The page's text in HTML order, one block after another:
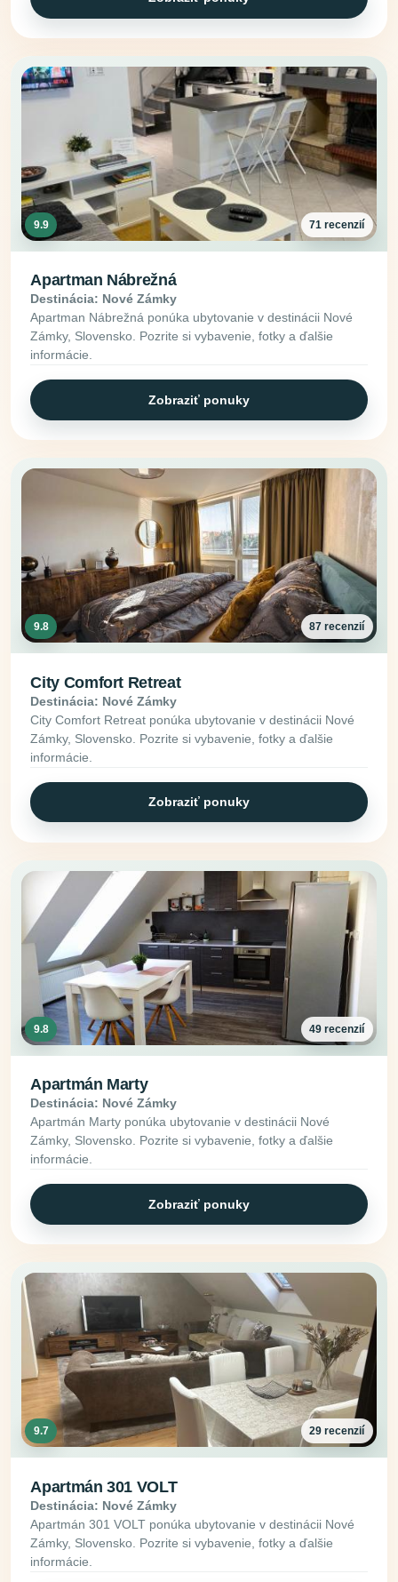
9.9 71 recenzií
Apartman Nábrežná
Destinácia: Nové Zámky
Apartman Nábrežná ponúka ubytovanie v destinácii Nové
Zámky, Slovensko. Pozrite si vybavenie, fotky a ďalšie
informácie.
Zobraziť ponuky
9.8 87 recenzií
City Comfort Retreat
Destinácia: Nové Zámky
City Comfort Retreat ponúka ubytovanie v destinácii Nové
Zámky, Slovensko. Pozrite si vybavenie, fotky a ďalšie
informácie.
Zobraziť ponuky
9.8 49 recenzií
Apartmán Marty
Destinácia: Nové Zámky
Apartmán Marty ponúka ubytovanie v destinácii Nové
Zámky, Slovensko. Pozrite si vybavenie, fotky a ďalšie
informácie.
Zobraziť ponuky
9.7 29 recenzií
Apartmán 301 VOLT
Destinácia: Nové Zámky
Apartmán 301 VOLT ponúka ubytovanie v destinácii Nové
Zámky, Slovensko. Pozrite si vybavenie, fotky a ďalšie
informácie.